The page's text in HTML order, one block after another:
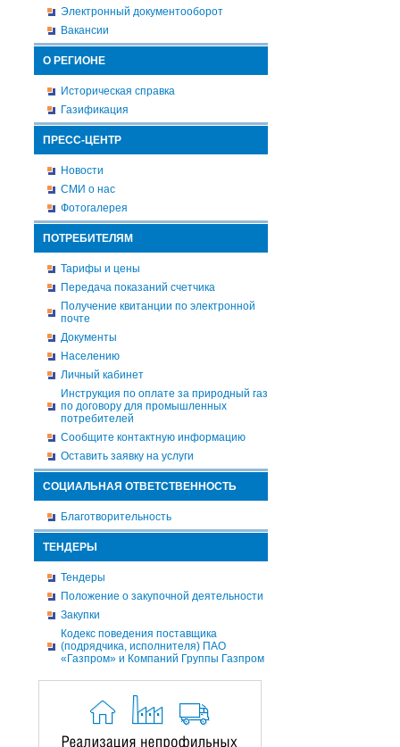
Электронный документооборот
Вакансии
О РЕГИОНЕ
Историческая справка
Газификация
ПРЕСС-ЦЕНТР
Новости
СМИ о нас
Фотогалерея
ПОТРЕБИТЕЛЯМ
Тарифы и цены
Передача показаний счетчика
Получение квитанции по электронной
почте
Документы
Населению
Личный кабинет
Инструкция по оплате за природный газ
по договору для промышленных
потребителей
Сообщите контактную информацию
Оставить заявку на услуги
СОЦИАЛЬНАЯ ОТВЕТСТВЕННОСТЬ
Благотворительность
ТЕНДЕРЫ
Тендеры
Положение о закупочной деятельности
Закупки
Кодекс поведения поставщика
(подрядчика, исполнителя) ПАО
«Газпром» и Компаний Группы Газпром